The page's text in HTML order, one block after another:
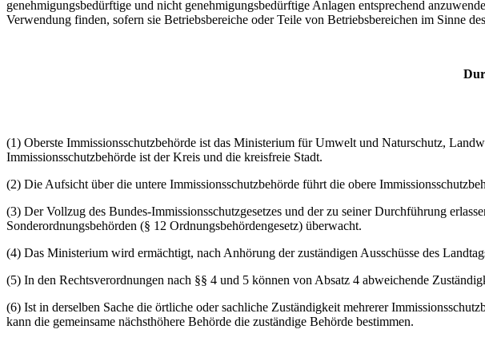
genehmigungsbedürftige und nicht genehmigungsbedürftige Anlagen entsprechend
Verwendung finden, sofern sie Betriebsbereiche oder Teile von Betriebsbereichen im Sinne
(1) Oberste Immissionsschutzbehörde ist das Ministerium für Umwelt und Naturschutz,
Immissionsschutzbehörde ist der Kreis und die kreisfreie Stadt.
(2) Die Aufsicht über die untere Immissionsschutzbehörde führt die obere
(3) Der Vollzug des Bundes-Immissionsschutzgesetzes und der zu seiner Durchführung
Sonderordnungsbehörden (§ 12 Ordnungsbehördengesetz) überwacht.
(4) Das Ministerium wird ermächtigt, nach Anhörung der zuständigen Ausschüsse des
(5) In den Rechtsverordnungen nach §§ 4 und 5 können von Absatz 4 abweichende
(6) Ist in derselben Sache die örtliche oder sachliche Zuständigkeit mehrerer
kann die gemeinsame nächsthöhere Behörde die zuständige Behörde bestimmen.